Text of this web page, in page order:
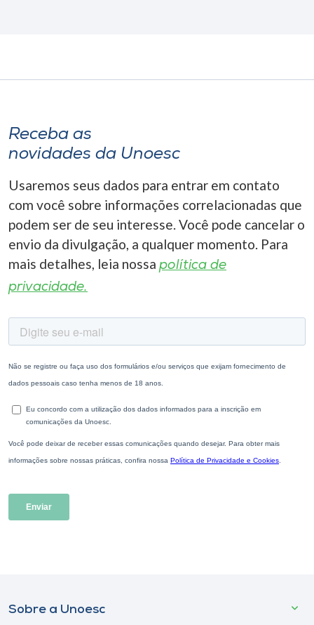
Receba as
novidades da Unoesc
Usaremos seus dados para entrar em contato
com você sobre informações correlacionadas que
podem ser de seu interesse. Você pode cancelar o
envio da divulgação, a qualquer momento. Para
mais detalhes, leia nossa política de
privacidade.
Sobre a Unoesc